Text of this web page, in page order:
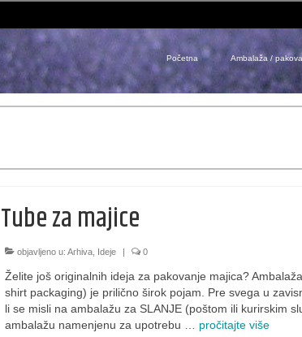
Početna Ambalaža /
Tube za majice
objavljeno u: Arhiva, Ideje | 0
Želite još originalnih ideja za pakovanje majica?
shirt packaging) je prilično širok pojam. Pre svega u
li se misli na ambalažu za SLANJE (poštom ili kurirskim
ambalažu namenjenu za upotrebu … pročitajte više